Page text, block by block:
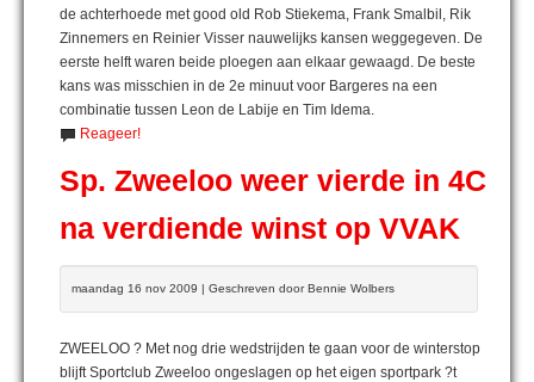
de achterhoede met good old Rob Stiekema, Frank Smalbil, Rik
Zinnemers en Reinier Visser nauwelijks kansen weggegeven. De
eerste helft waren beide ploegen aan elkaar gewaagd. De beste
kans was misschien in de 2e minuut voor Bargeres na een
combinatie tussen Leon de Labije en Tim Idema.
Reageer!
Sp. Zweeloo weer vierde in 4C
na verdiende winst op VVAK
maandag 16 nov 2009 | Geschreven door Bennie Wolbers
ZWEELOO ? Met nog drie wedstrijden te gaan voor de winterstop
blijft Sportclub Zweeloo ongeslagen op het eigen sportpark ?t